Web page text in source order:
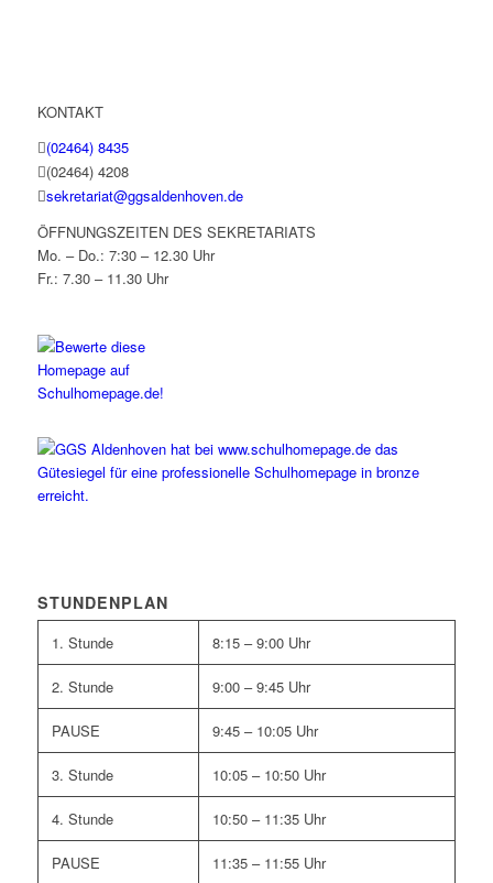
KONTAKT
(02464) 8435
(02464) 4208
sekretariat@ggsaldenhoven.de
ÖFFNUNGSZEITEN DES SEKRETARIATS
Mo. – Do.: 7:30 – 12.30 Uhr
Fr.: 7.30 – 11.30 Uhr
STUNDENPLAN
1. Stunde 8:15 – 9:00 Uhr
2. Stunde 9:00 – 9:45 Uhr
PAUSE 9:45 – 10:05 Uhr
3. Stunde 10:05 – 10:50 Uhr
4. Stunde 10:50 – 11:35 Uhr
PAUSE 11:35 – 11:55 Uhr